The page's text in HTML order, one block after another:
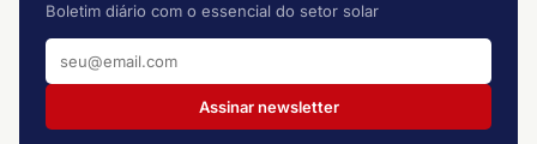
Boletim diário com o essencial do setor solar
Assinar newsletter